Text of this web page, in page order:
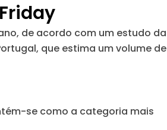
de acordo com um estudo da
que estima um volume de
se como a categoria mais